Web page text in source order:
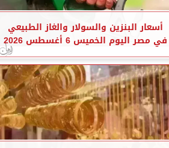
أسعار البنزين والسولار والغاز الطبيعي
في مصر اليوم الخميس 6 أغسطس 2026